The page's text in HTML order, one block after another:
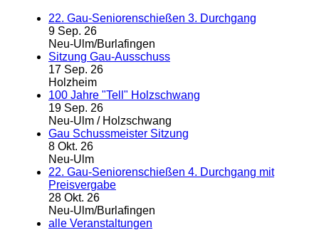
22. Gau-Seniorenschießen 3. Durchgang
9 Sep. 26
Neu-Ulm/Burlafingen
Sitzung Gau-Ausschuss
17 Sep. 26
Holzheim
100 Jahre "Tell" Holzschwang
19 Sep. 26
Neu-Ulm / Holzschwang
Gau Schussmeister Sitzung
8 Okt. 26
Neu-Ulm
22. Gau-Seniorenschießen 4. Durchgang mit
Preisvergabe
28 Okt. 26
Neu-Ulm/Burlafingen
alle Veranstaltungen